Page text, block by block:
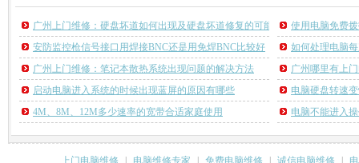
广州上门维修：硬盘坏道如何出现及硬盘坏道修复的可能性
使用电脑免费
安防监控枪信号接口用焊接BNC还是用免焊BNC比较好
如何处理电脑
广州上门维修：笔记本散热系统出现问题的解决方法
广州哪里有上
启动电脑进入系统的时候出现蓝屏的原因有哪些
电脑硬盘转速
4M、8M、12M多少速率的宽带合适家庭使用
电脑不能进入
上门电脑维修 电脑维修专家 免费电脑维修 诚信电脑维修